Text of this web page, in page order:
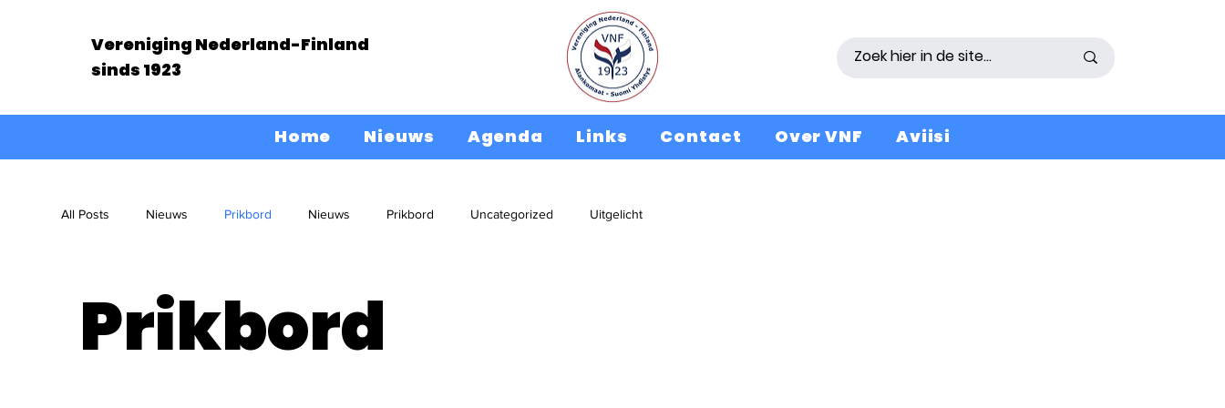
Vereniging Nederland-Finland
sinds 1923
All Posts Nieuws Prikbord Nieuws Prikbord Uncategorized Uitgelicht
Prikbord
Home Nieuws Agenda Links Contact Over VNF Aviisi